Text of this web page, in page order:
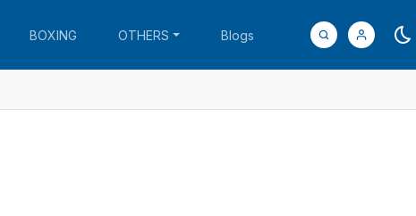
BOXING OTHERS Blogs